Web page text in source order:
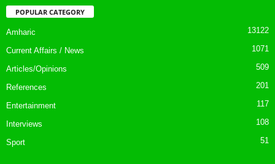
POPULAR CATEGORY
Amharic 13122
Current Affairs / News 1071
Articles/Opinions 509
References 201
Entertainment 117
Interviews 108
Sport 51